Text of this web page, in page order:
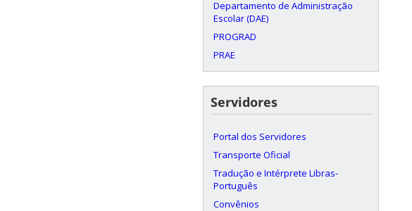
Departamento de Administração
Escolar (DAE)
PROGRAD
PRAE
Servidores
Portal dos Servidores
Transporte Oficial
Tradução e Intérprete Libras-
Português
Convênios